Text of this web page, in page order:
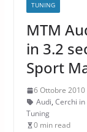
TUNING
MTM
in 3.2
Sport
6 Ottobre 2010
Audi, Cerchi
Tuning
0 min read